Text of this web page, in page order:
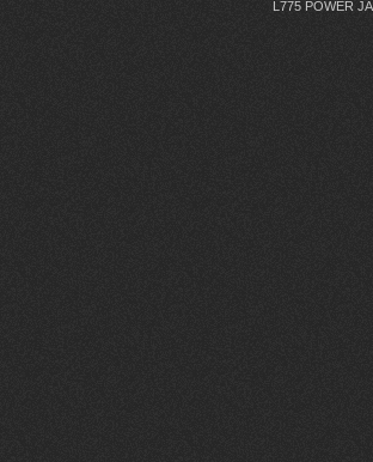
L775 POWER